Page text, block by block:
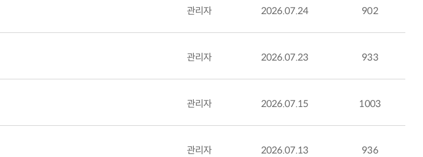
관리자 2026.07.24 902
관리자 2026.07.23 933
관리자 2026.07.15 1003
관리자 2026.07.13 936